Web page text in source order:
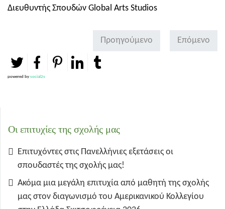
Διευθυντής Σπουδών Global Arts Studios
Προηγούμενο Επόμενο
powered by social2s
Οι επιτυχίες της σχολής μας
Επιτυχόντες στις Πανελλήνιες εξετάσεις οι
σπουδαστές της σχολής μας!
Ακόμα μια μεγάλη επιτυχία από μαθητή της σχολής
μας στον διαγωνισμό του Αμερικανικού Κολλεγίου